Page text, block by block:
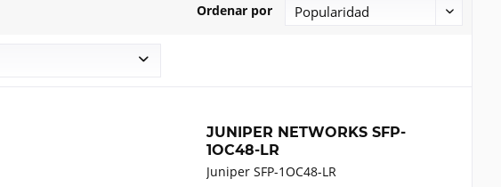
Ordenar por
JUNIPER NETWORKS SFP-
1OC48-LR
Juniper SFP-1OC48-LR